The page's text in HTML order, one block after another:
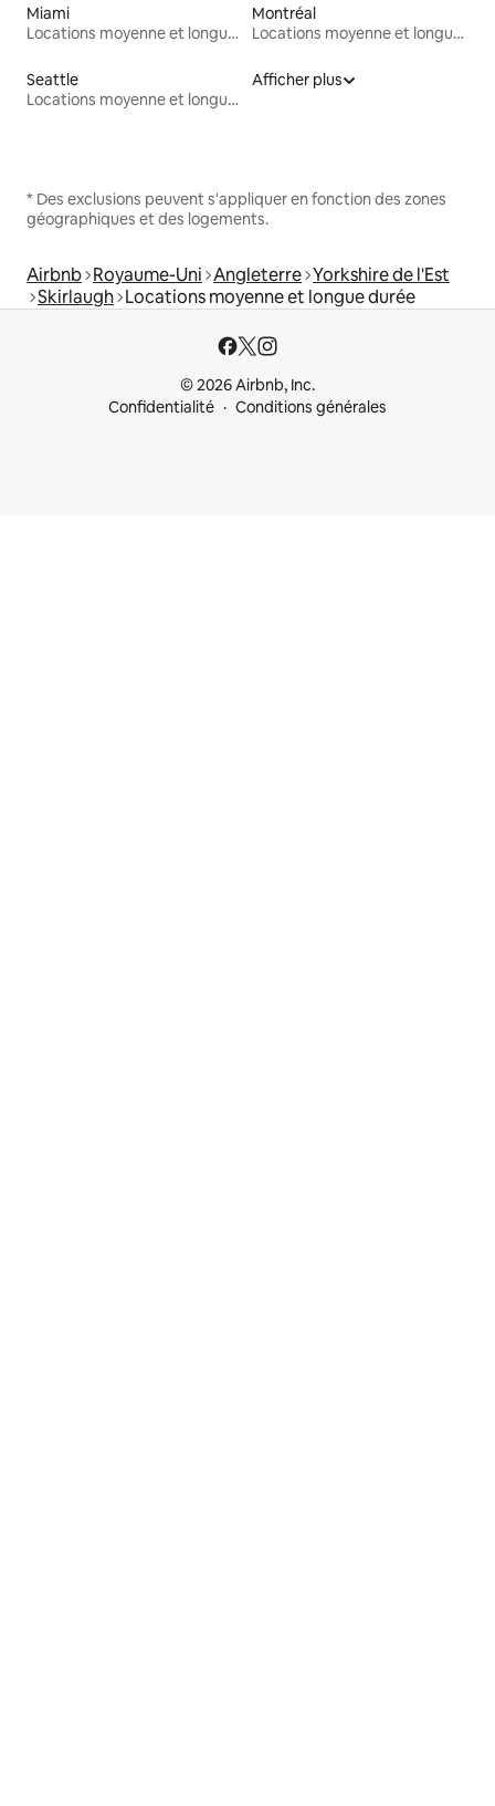
Miami
Locations moyenne et longue durée
Montréal
Locations moyenne et longue durée
Seattle
Locations moyenne et longue durée
Afficher plus
* Des exclusions peuvent s'appliquer en fonction des zones
géographiques et des logements.
Airbnb Royaume-Uni Angleterre Yorkshire de l'Est
Skirlaugh Locations moyenne et longue durée
© 2026 Airbnb, Inc.
Confidentialité
Conditions générales